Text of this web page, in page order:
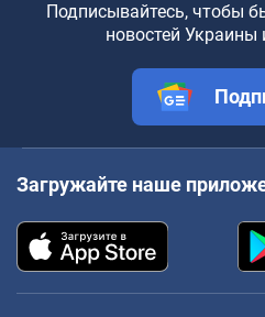
Подписывайтесь, чтобы
новостей Украины
Загружайте наше